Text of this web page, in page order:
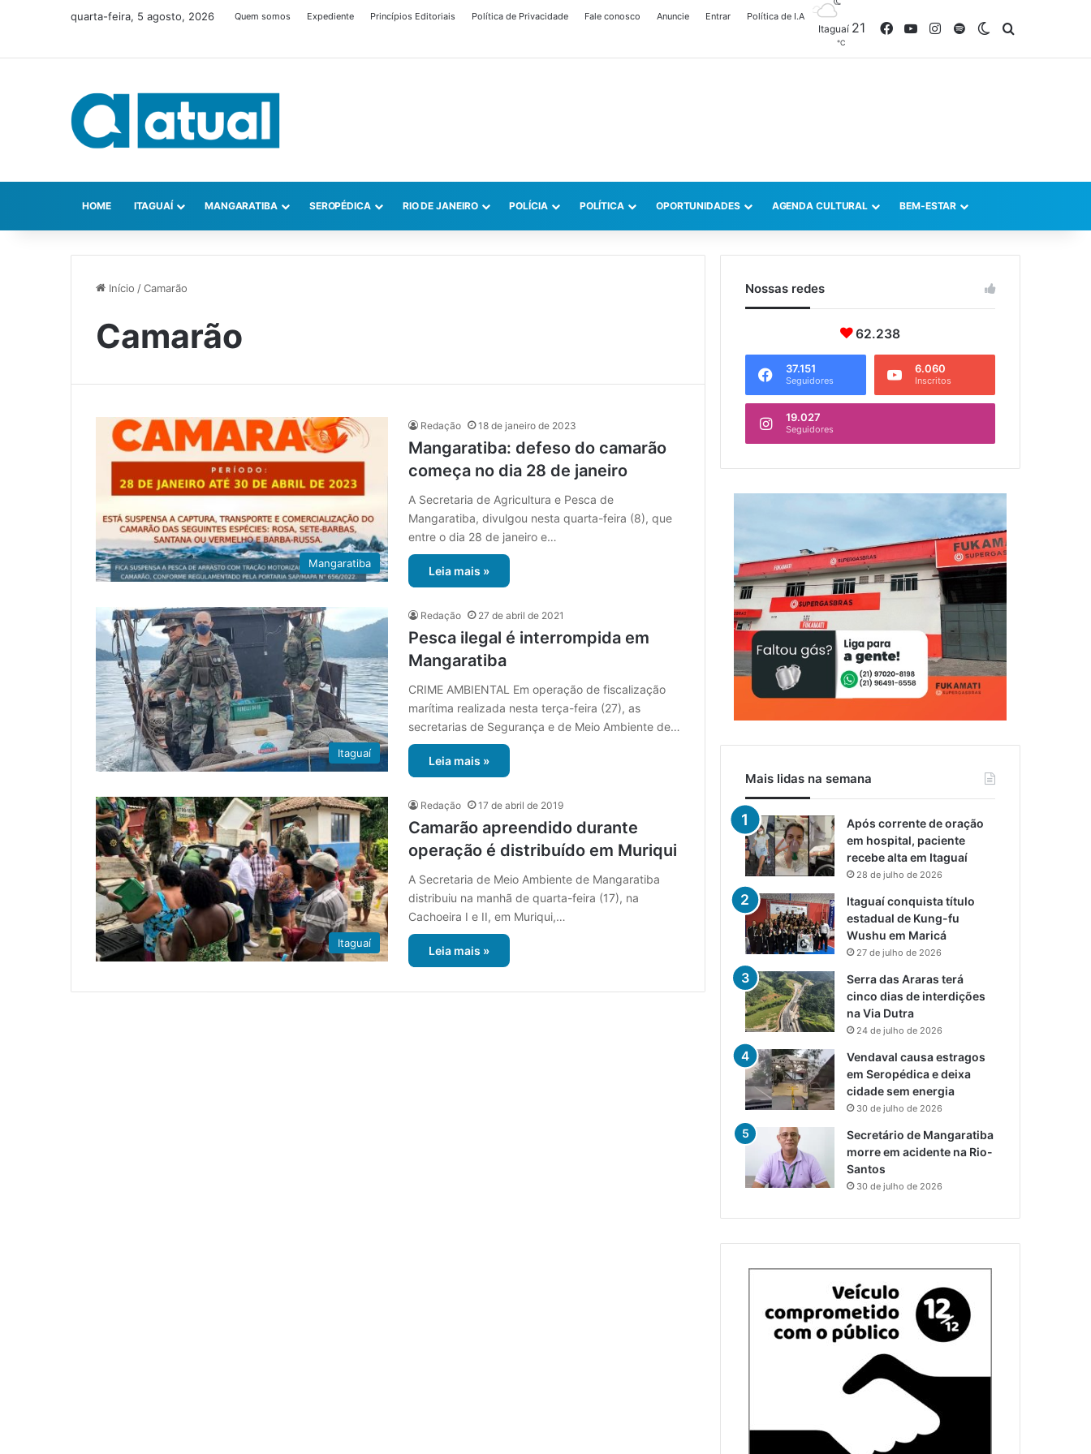
quarta-feira, 5 agosto, 2026 Quem somos Expediente Princípios Editoriais Política de Privacidade Fale conosco Anuncie Entrar Política de I.A
Itaguaí 21
℃
FacebookYouTubeInstagram
SpotifySwitch skin
HOME ITAGUAÍ MANGARATIBA SEROPÉDICA RIO DE JANEIRO POLÍCIA POLÍTICA OPORTUNIDADES AGENDA CULTURAL BEM-ESTAR
Início /Camarão
Camarão
Mangaratiba
Redação 18 de janeiro de 2023
Mangaratiba: defeso do camarão
começa no dia 28 de janeiro
A Secretaria de Agricultura e Pesca de
Mangaratiba, divulgou nesta quarta-feira (8), que
entre o dia 28 de janeiro e…
Leia mais »
Itaguaí
Redação 27 de abril de 2021
Pesca ilegal é interrompida em
Mangaratiba
CRIME AMBIENTAL Em operação de fiscalização
marítima realizada nesta terça-feira (27), as
secretarias de Segurança e de Meio Ambiente de…
Leia mais »
Itaguaí
Redação 17 de abril de 2019
Camarão apreendido durante
operação é distribuído em Muriqui
A Secretaria de Meio Ambiente de Mangaratiba
distribuiu na manhã de quarta-feira (17), na
Cachoeira I e II, em Muriqui,…
Leia mais »
Nossas redes
62.238
37.151
Seguidores
6.060
Inscritos
19.027
Seguidores
Mais lidas na semana
Após corrente de oração
em hospital, paciente
recebe alta em Itaguaí
28 de julho de 2026
Itaguaí conquista título
estadual de Kung-fu
Wushu em Maricá
27 de julho de 2026
Serra das Araras terá
cinco dias de interdições
na Via Dutra
24 de julho de 2026
Vendaval causa estragos
em Seropédica e deixa
cidade sem energia
30 de julho de 2026
Secretário de Mangaratiba
morre em acidente na Rio-
Santos
30 de julho de 2026